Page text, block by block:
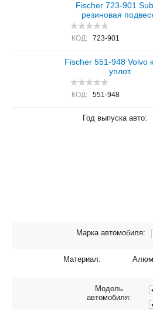
Fischer 723-901
резиновая
КОД: 723-901
Fischer 551-948 Volvo
уплот.
КОД: 551-948
Год выпуска авто:
Марка автомобиля:
Материал:
Модель
автомобиля: